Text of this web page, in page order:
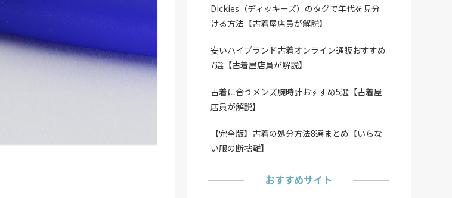
Dickies（ディッキーズ）のタグで年代を見分
ける方法【古着屋店員が解説】
安いハイブランド古着オンライン通販おすすめ
7選【古着屋店員が解説】
古着に合うメンズ腕時計おすすめ5選【古着屋
店員が解説】
【完全版】古着の処分方法8選まとめ【いらな
い服の断捨離】
おすすめサイト